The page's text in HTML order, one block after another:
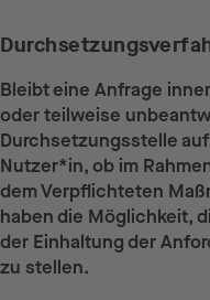
Bleibt eine Anfrage
oder teilweise
Durchsetzungsstelle
Nutzer*in, ob im
dem Verpflichteten
haben die Möglichkeit,
der Einhaltung der
zu stellen.